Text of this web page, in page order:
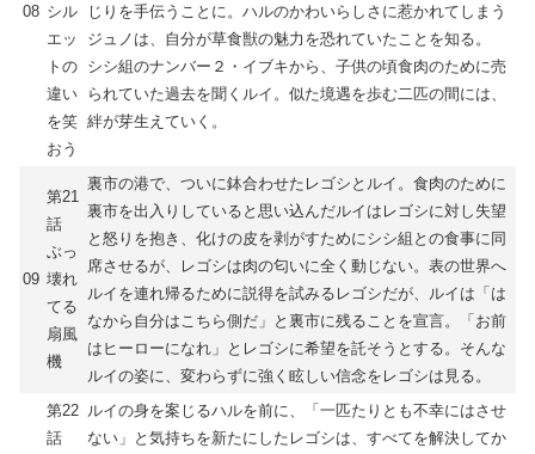
08 シル
エッ
トの
違い
を笑
おう
じりを手伝うことに。ハルのかわいらしさに惹かれてしまう
ジュノは、自分が草食獣の魅力を恐れていたことを知る。
シシ組のナンバー２・イブキから、子供の頃食肉のために売
られていた過去を聞くルイ。似た境遇を歩む二匹の間には、
絆が芽生えていく。
09
第21
話
ぶっ
壊れ
てる
扇風
機
裏市の港で、ついに鉢合わせたレゴシとルイ。食肉のために
裏市を出入りしていると思い込んだルイはレゴシに対し失望
と怒りを抱き、化けの皮を剥がすためにシシ組との食事に同
席させるが、レゴシは肉の匂いに全く動じない。表の世界へ
ルイを連れ帰るために説得を試みるレゴシだが、ルイは「は
なから自分はこちら側だ」と裏市に残ることを宣言。「お前
はヒーローになれ」とレゴシに希望を託そうとする。そんな
ルイの姿に、変わらずに強く眩しい信念をレゴシは見る。
第22
話
ルイの身を案じるハルを前に、「一匹たりとも不幸にはさせ
ない」と気持ちを新たにしたレゴシは、すべてを解決してか